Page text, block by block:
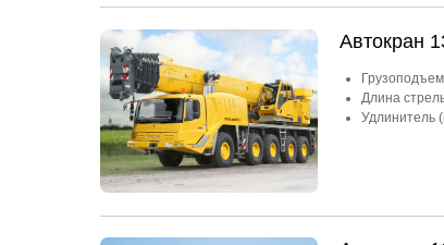
Автокран
Длина
Удлинитель